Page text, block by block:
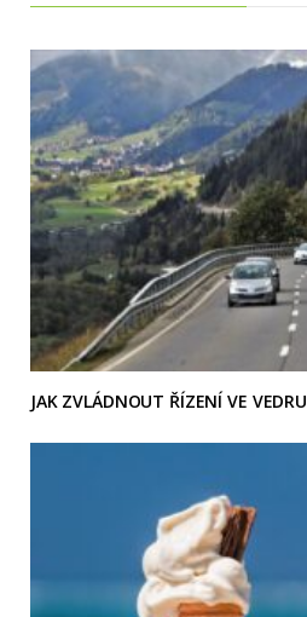
JAK ZVLÁDNOUT ŘÍZENÍ VE VEDRU